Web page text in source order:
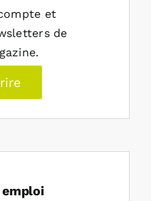
et
de
emploi